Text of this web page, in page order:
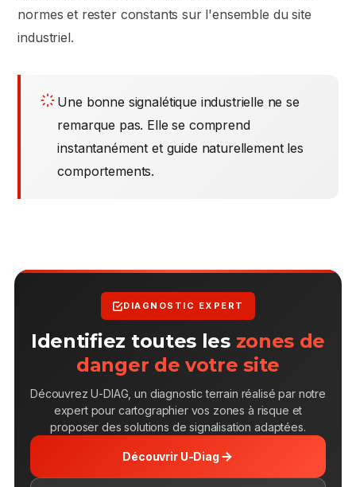
normes et rester constants sur l'ensemble du site
industriel.
Une bonne signalétique industrielle ne se
remarque pas. Elle se comprend
instantanément et guide naturellement les
comportements.
DIAGNOSTIC EXPERT
Identifiez toutes les zones de
danger de votre site
Découvrez U-DIAG, un diagnostic terrain réalisé par notre
expert pour cartographier vos zones à risque et
proposer des solutions de signalisation adaptées.
Découvrir U-Diag